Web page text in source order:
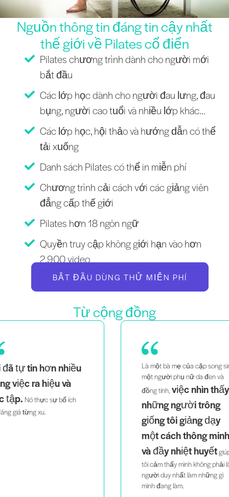
Nguồn thông tin đáng tin cậy nhất
thế giới về Pilates cổ điển
Pilates chương trình dành cho người mới
bắt đầu
Các lớp học dành cho người đau lưng, đau
bụng, người cao tuổi và nhiều lớp khác...
Các lớp học, hội thảo và hướng dẫn có thể
tải xuống
Danh sách Pilates có thể in miễn phí
Chương trình cải cách với các giảng viên
đẳng cấp thế giới
Pilates hơn 18 ngôn ngữ
Quyền truy cập không giới hạn vào hơn
2.900 video
BẮT ĐẦU DÙNG THỬ MIỄN PHÍ
Từ cộng đồng
Là một bà mẹ của cặp song sinh,
một người phụ nữ da đen và
đồng tính,
việc nhìn thấy
những người trông
giống tôi giảng dạy
một cách thông minh
và đầy nhiệt huyếtgiúp
tôi cảm thấy mình không phải là
người duy nhất làm những gì